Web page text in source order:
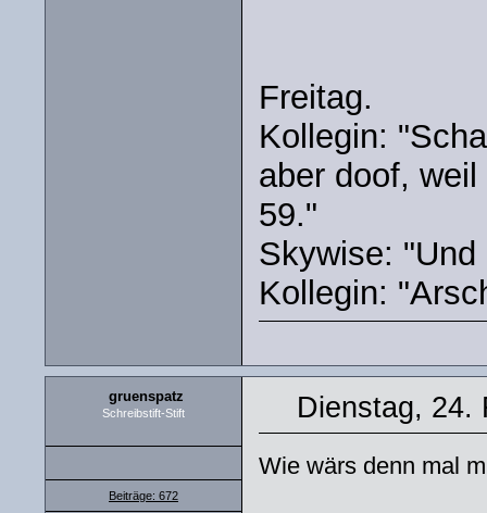
Freitag.
Kollegin:
aber doof,
59."
Skywise:
Kollegin:
gruenspatz
Schreibstift-Stift
Beiträge: 672
Dienstag, 24.
Wie wärs denn mal